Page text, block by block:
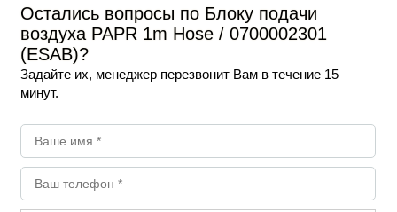
Остались вопросы по Блоку подачи
воздуха PAPR 1m Hose / 0700002301
(ESAB)?
Задайте их, менеджер перезвонит Вам в течение 15
минут.